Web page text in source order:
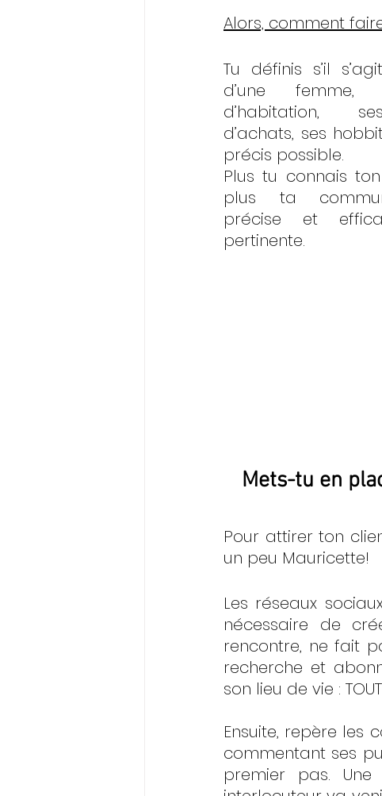
Alors, comment
Tu définis s’il
d’une femme,
d’habitation,
d’achats, ses
précis possible.
Plus tu connais
plus ta
précise et
pertinente.
Mets-tu en
Pour attirer ton
un peu Mauricette!
Les réseaux
nécessaire de
rencontre, ne fait
recherche et
son lieu de vie :
Ensuite, repère les
commentant ses
premier pas.